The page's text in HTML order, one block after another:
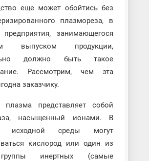
еще может обойтись без
плазмореза, в
предприятия, занимающегося
выпуском продукции,
должно быть такое
Рассмотрим, чем эта
заказчику.
представляет собой
насыщенный ионами. В
исходной среды могут
кислород или один из
инертных (самые